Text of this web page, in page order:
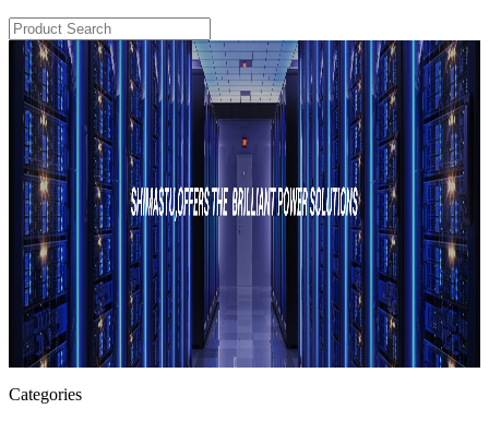
Categories